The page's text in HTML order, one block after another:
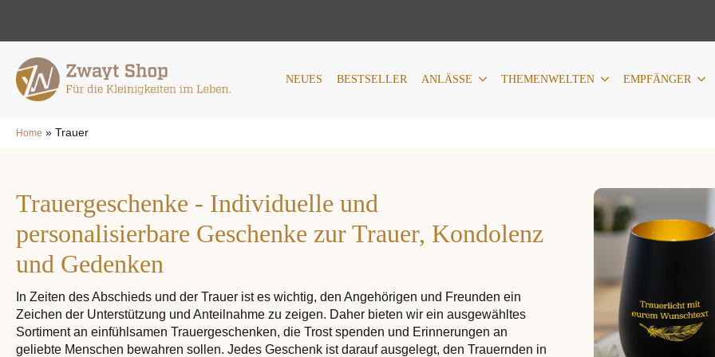
NEUES BESTSELLER ANLÄSSE THEMENWELTEN EMPFÄNGER
Home » Trauer
Trauergeschenke - Individuelle und
personalisierbare Geschenke zur Trauer, Kondolenz
und Gedenken
In Zeiten des Abschieds und der Trauer ist es wichtig, den Angehörigen und Freunden ein
Zeichen der Unterstützung und Anteilnahme zu zeigen. Daher bieten wir ein ausgewähltes
Sortiment an einfühlsamen Trauergeschenken, die Trost spenden und Erinnerungen an
geliebte Menschen bewahren sollen. Jedes Geschenk ist darauf ausgelegt, den Trauernden in